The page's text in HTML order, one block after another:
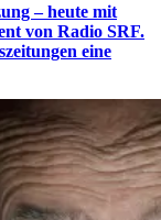
– heute mit
von Radio SRF.
eine